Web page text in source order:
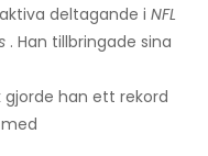
deltagande i NFL
. Han tillbringade sina
han ett rekord